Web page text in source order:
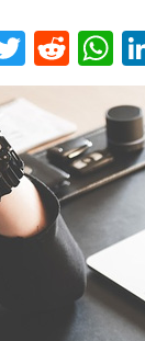
Twitter